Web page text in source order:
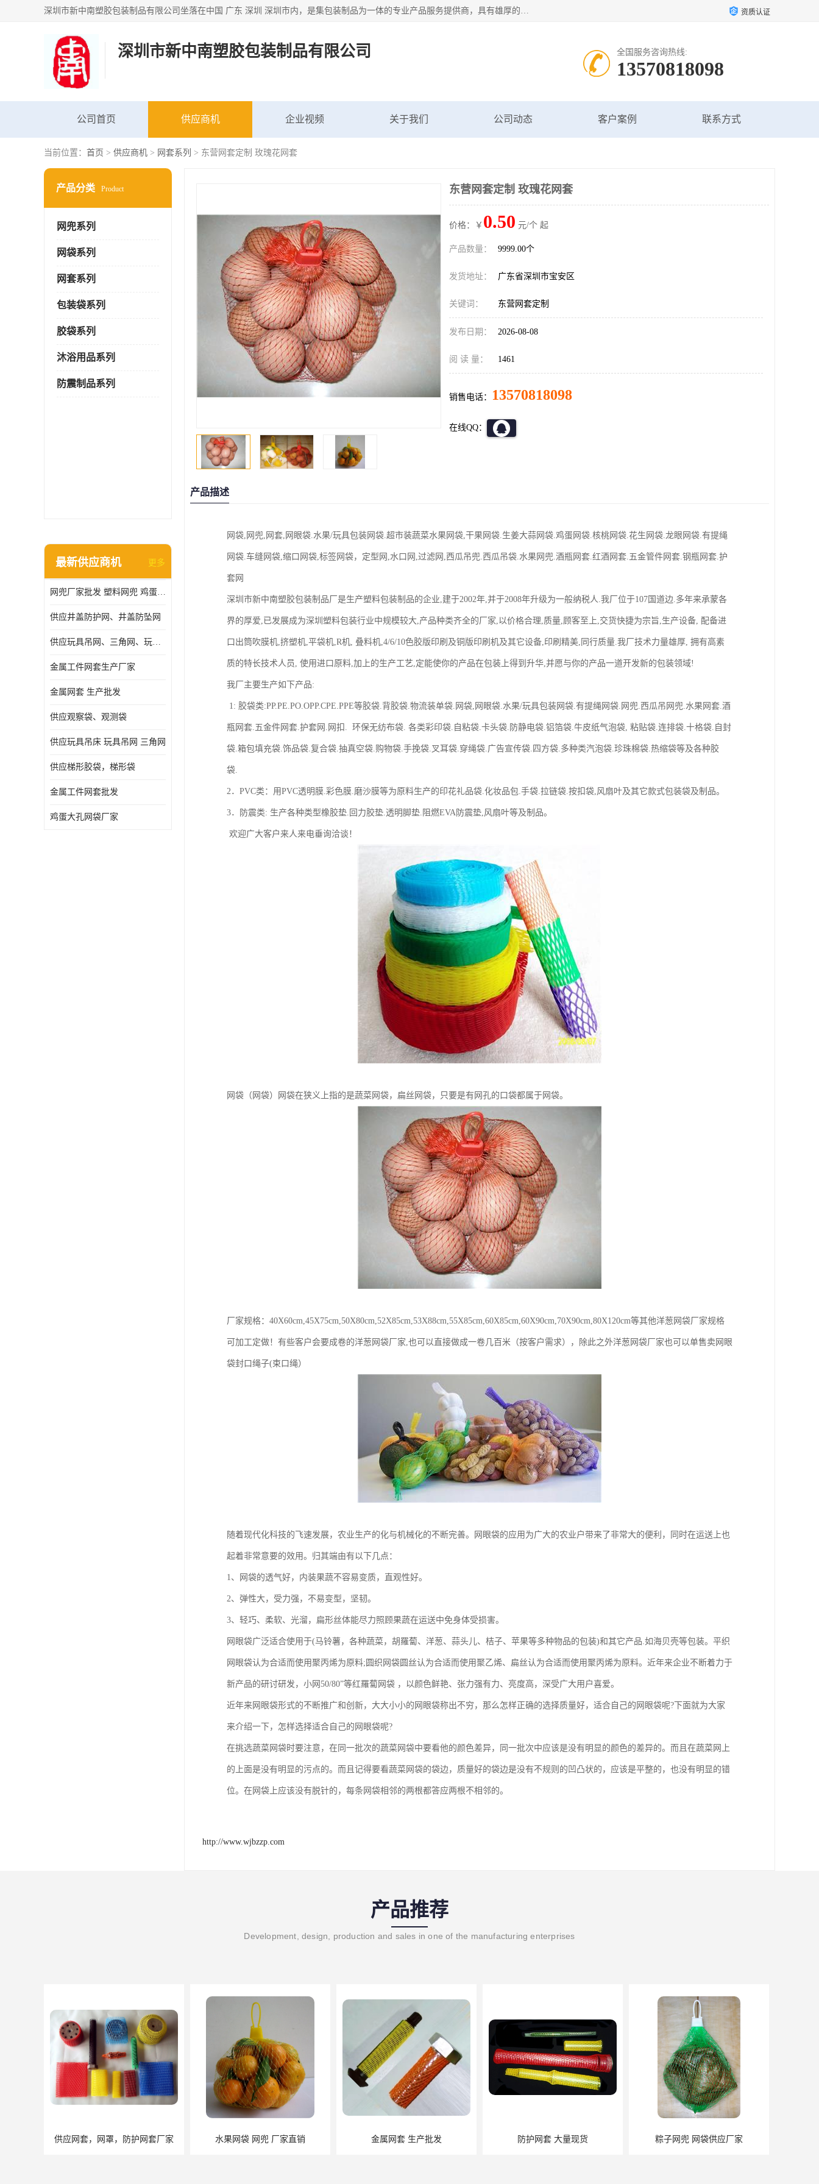
深圳市新中南塑胶包装制品有限公司坐落在中国 广东 深圳 深圳市内，是集包装制品为一体的专业产品服务提供商，具有雄厚的科研实力、技术实力和经济实力。主营网袋、网兜、网眼袋、网格袋、鱼丝网、尼龙网袋、网扣、网套等产品,大量批发,价格实惠。欢迎广大新老客户来电咨询价格、加盟、招商等服务。 资质认证
深圳市新中南塑胶包装制品有限公司 全国服务咨询热线:
13570818098
公司首页 供应商机 企业视频 关于我们 公司动态 客户案例 联系方式
当前位置： 首页 > 供应商机 > 网套系列 > 东营网套定制 玫瑰花网套
产品分类 Product
网兜系列
网袋系列
网套系列
包装袋系列
胶袋系列
沐浴用品系列
防震制品系列
最新供应商机 更多
网兜厂家批发 塑料网兜 鸡蛋网兜
供应井盖防护网、井盖防坠网
供应玩具吊网、三角网、玩具吊床
金属工件网套生产厂家
金属网套 生产批发
供应观察袋、观测袋
供应玩具吊床 玩具吊网 三角网
供应梯形胶袋，梯形袋
金属工件网套批发
鸡蛋大孔网袋厂家
东营网套定制 玫瑰花网套
价格：￥ 0.50 元/个 起
产品数量： 9999.00个
发货地址： 广东省深圳市宝安区
关键词： 东营网套定制
发布日期： 2026-08-08
阅 读 量： 1461
销售电话： 13570818098
在线QQ：
产品描述
网袋,网兜,网套,网眼袋.水果/玩具包装网袋.超市装蔬菜水果网袋,干果网袋.生姜大蒜网袋.鸡蛋网袋.核桃网袋.花生网袋.龙眼网袋.有提绳
网袋.车缝网袋,缩口网袋,标签网袋，定型网,水口网,过滤网,西瓜吊兜.西瓜吊袋.水果网兜.酒瓶网套.红酒网套.五金管件网套.钢瓶网套.护
套网
深圳市新中南塑胶包装制品厂是生产塑料包装制品的企业,建于2002年,并于2008年升级为一般纳税人.我厂位于107国道边.多年来承蒙各
界的厚爱,已发展成为深圳塑料包装行业中规模较大,产品种类齐全的厂家,以价格合理,质量,顾客至上,交货快捷为宗旨,生产设备, 配备进
口出筒吹膜机,挤塑机,平袋机,R机, 叠料机,4/6/10色胶版印刷及铜版印刷机及其它设备,印刷精美,同行质量.我厂技术力量雄厚, 拥有高素
质的特长技术人员, 使用进口原料,加上的生产工艺,定能使你的产品在包装上得到升华,并愿与你的产品一道开发新的包装领域!
我厂主要生产如下产品:
1: 胶袋类:PP.PE.PO.OPP.CPE.PPE等胶袋.背胶袋.物流装单袋.网袋,网眼袋.水果/玩具包装网袋.有提绳网袋.网兜.西瓜吊网兜.水果网套.酒
瓶网套.五金件网套.护套网.网扣. 环保无纺布袋. 各类彩印袋.自粘袋.卡头袋.防静电袋.铝箔袋.牛皮纸气泡袋, 粘贴袋.连排袋.十格袋.自封
袋.箱包填充袋.饰品袋.复合袋.抽真空袋.购物袋.手挽袋.叉耳袋.穿绳袋.广告宣传袋.四方袋.多种类汽泡袋.珍珠棉袋.热缩袋等及各种胶
袋.
2．PVC类：用PVC透明膜.彩色膜.磨沙膜等为原料生产的印花礼品袋.化妆品包.手袋.拉链袋.按扣袋,风扇叶及其它款式包装袋及制品。
3．防震类: 生产各种类型橡胶垫.回力胶垫.透明脚垫.阻燃EVA防震垫,风扇叶等及制品。
欢迎广大客户来人来电垂询洽谈！
网袋（网袋）网袋在狭义上指的是蔬菜网袋，扁丝网袋，只要是有网孔的口袋都属于网袋。
厂家规格：40X60cm,45X75cm,50X80cm,52X85cm,53X88cm,55X85cm,60X85cm,60X90cm,70X90cm,80X120cm等其他洋葱网袋厂家规格
可加工定做！有‪些客户会要成卷的洋葱网袋厂家,也可以直接做成一卷几百米（按客户需求），除此之外洋葱网袋厂家也可以单售卖网眼
袋封口绳子(束口绳）
随着现代化科技的飞速发展，农业生产的化与机械化的不断完善。网眼袋的应用为广大的农业户带来了非常大的便利，同时在运送上也
起着非常意要的效用。归其端由有以下几点：
1、网袋的透气好，内装果蔬不容易变质，直观性好。
2、弹性大，受力强，不易变型，坚韧。
3、轻巧、柔软、光溜，扁形丝体能尽力照顾果蔬在运送中免身体受损害。
网眼袋广泛适合使用于(马铃薯，各种蔬菜，胡羅蔔、洋葱、蒜头儿、桔子、苹果等多种物品的包装)和其它产品.如海贝壳等包装。平织
网眼袋认为合适而使用聚丙烯为原料;圆织网袋圆丝认为合适而使用聚乙烯、扁丝认为合适而使用聚丙烯为原料。近年来企业不断着力于
新产品的研讨研发，小网50/80”等红羅蔔网袋 ，以颜色鲜艳、张力强有力、亮度高，深受广大用户喜爱。
近年来网眼袋形式的不断推广和创新，大大小小的网眼袋称出不穷，那么怎样正确的选择质量好，适合自己的网眼袋呢?下面就为大家
来介绍一下，怎样选择适合自己的网眼袋呢?
在挑选蔬菜网袋时要注意，在同一批次的蔬菜网袋中要看他的颜色差异，同一批次中应该是没有明显的颜色的差异的。而且在蔬菜网上
的上面是没有明显的污点的。而且记得要看蔬菜网袋的袋边，质量好的袋边是没有不规则的凹凸状的，应该是平整的，也没有明显的错
位。在网袋上应该没有脱针的，每条网袋相邻的两根都答应两根不相邻的。
http://www.wjbzzp.com
产品推荐
Development, design, production and sales in one of the manufacturing enterprises
供应网套，网罩，防护网套厂家 水果网袋 网兜 厂家直销 金属网套 生产批发 防护网套 大量现货 粽子网兜 网袋供应厂家